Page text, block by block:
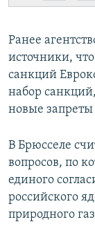
Ранее
источники,
санкций
набор
новые
В Брюсселе
вопросов, по
единого
российского
природного